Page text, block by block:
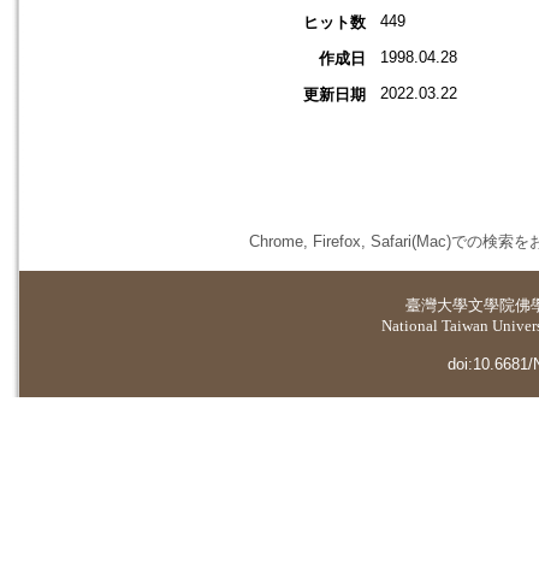
ヒット数
449
作成日 1998.04.28
更新日期 2022.03.22
Chrome, Firefox, Safari(Mac)での検索を
臺灣大學文學院佛
National Taiwan
doi:10.6681/